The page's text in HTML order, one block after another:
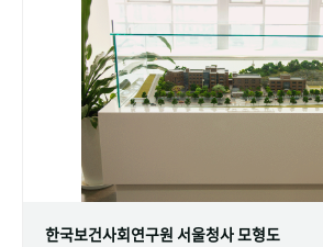
한국보건사회연구원 서울청사 모형도